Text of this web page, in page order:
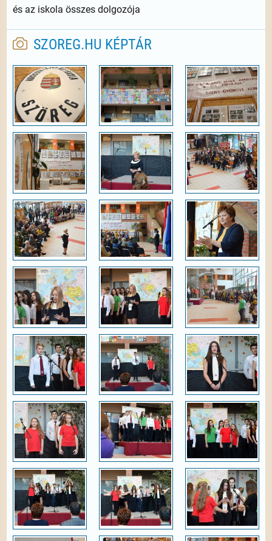
és az iskola összes dolgozója
SZOREG.HU KÉPTÁR